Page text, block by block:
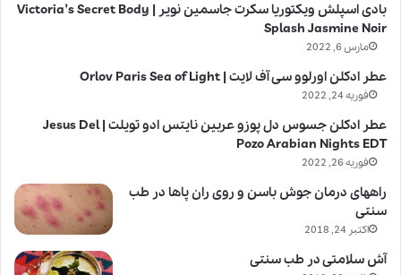
بادی اسپلش ویکتوریا سکرت جاسمین نویر | Victoria’s Secret Body
Splash Jasmine Noir
مارس 6, 2022
عطر ادکلن اورلوو سی آف لایت | Orlov Paris Sea of Light
فوریه 24, 2022
عطر ادکلن جسوس دل پوزو عربین نایتس ادو تویلت | Jesus Del
Pozo Arabian Nights EDT
فوریه 26, 2022
راههای درمان جوش باسن و روی ران پاها در طب
سنتی
اکتبر 24, 2018
آش سلامتی در طب سنتی